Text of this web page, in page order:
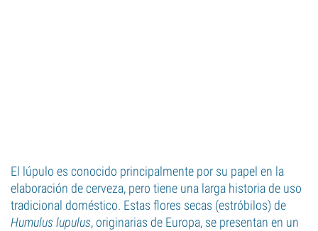
El lúpulo es conocido principalmente por su papel en la
elaboración de cerveza, pero tiene una larga historia de uso
tradicional doméstico. Estas flores secas (estróbilos) de
Humulus lupulus, originarias de Europa, se presentan en un